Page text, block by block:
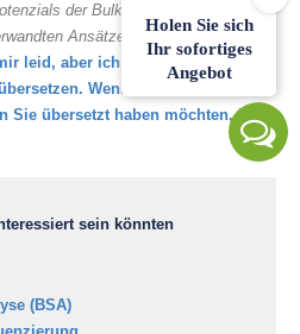
Holen Sie sich
Ihr sofortiges
Angebot
der Bulk-Segregant-Analyse-
Ansätze in der
leid, aber ich kann den Inhalt von
Wenn Sie mir den Text
Sie übersetzt haben möchten, helfe
sein könnten
(BSA)